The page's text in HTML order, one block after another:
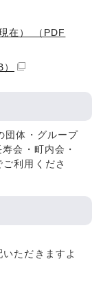
在） （PDF
団体・グループ
会・町内会・
利用くださ
ただきますよ